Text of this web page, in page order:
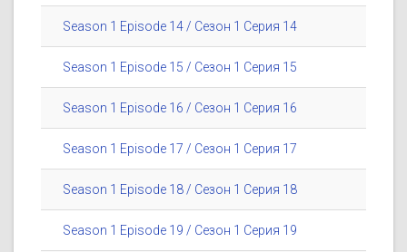
Season 1 Episode 14 / Сезон 1 Серия 14
Season 1 Episode 15 / Сезон 1 Серия 15
Season 1 Episode 16 / Сезон 1 Серия 16
Season 1 Episode 17 / Сезон 1 Серия 17
Season 1 Episode 18 / Сезон 1 Серия 18
Season 1 Episode 19 / Сезон 1 Серия 19